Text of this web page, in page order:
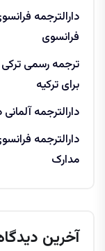
دارالترجمه
فرانسوی
ترجمه رسمی ترکی
برای ترکیه
دارالترجمه
دارالترجمه
مدارک
آخرین